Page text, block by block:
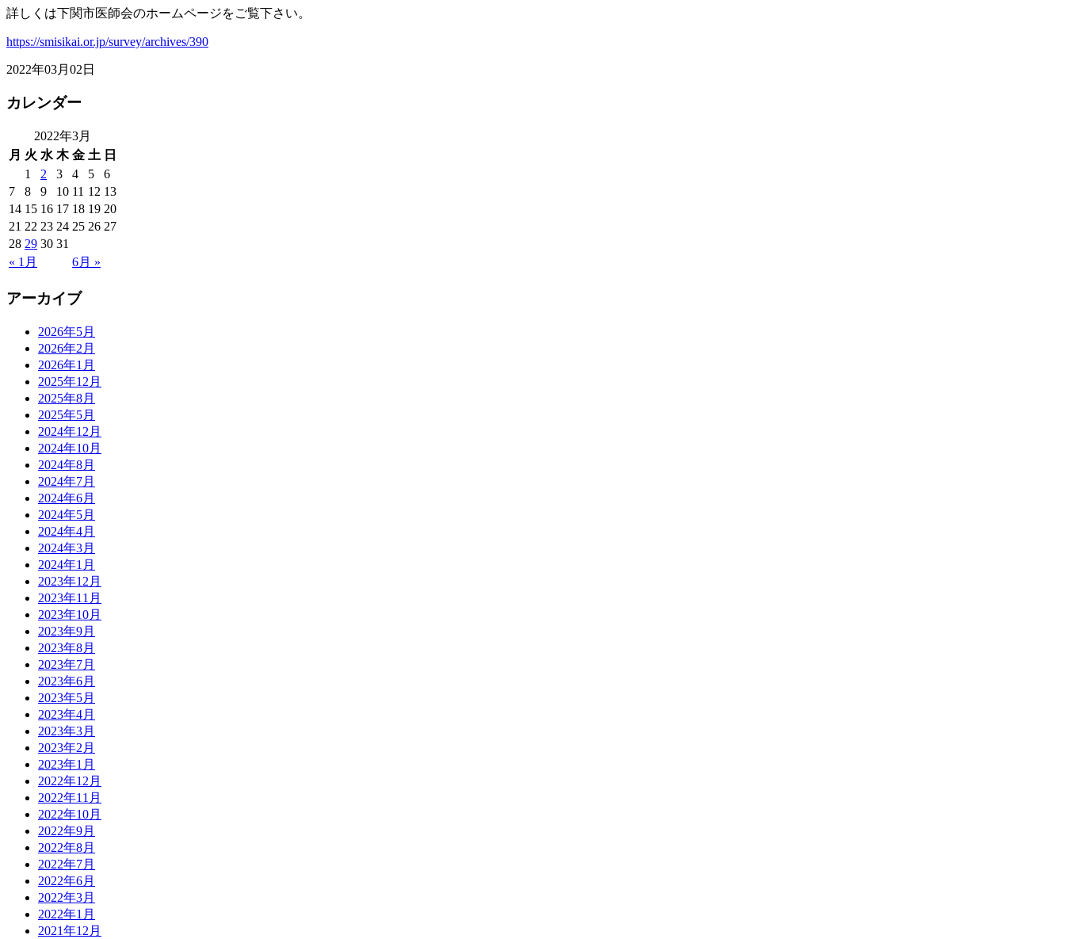
詳しくは下関市医師会のホームページをご覧下さい。
https://smisikai.or.jp/survey/archives/390
2022年03月02日
カレンダー
2022年3月
月 火 水 木 金 土 日
« 1月 6月 »
1 2 3 4 5
6
7
8 9 10 11 12 13
14 15 16 17 18 19 20
21 22 23 24 25 26 27
28 29 30 31
アーカイブ
2026年5月
2026年2月
2026年1月
2025年12月
2025年8月
2025年5月
2024年12月
2024年10月
2024年8月
2024年7月
2024年6月
2024年5月
2024年4月
2024年3月
2024年1月
2023年12月
2023年11月
2023年10月
2023年9月
2023年8月
2023年7月
2023年6月
2023年5月
2023年4月
2023年3月
2023年2月
2023年1月
2022年12月
2022年11月
2022年10月
2022年9月
2022年8月
2022年7月
2022年6月
2022年3月
2022年1月
2021年12月